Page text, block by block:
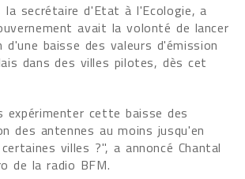
la secrétaire d'Etat à l'Ecologie, a
avait la volonté de lancer
d'une baisse des valeurs d'émission
dans des villes pilotes, dès cet
expérimenter cette baisse des
des antennes au moins jusqu'en
villes ?", a annoncé Chantal
de la radio BFM.